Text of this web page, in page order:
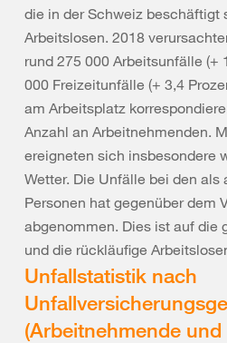
die in der Schweiz beschäftigt
Arbeitslosen. 2018
rund 275 000 Arbeitsunfälle (+
000 Freizeitunfälle (+ 3,4
am Arbeitsplatz
Anzahl an Arbeitnehmenden.
ereigneten sich insbesondere
Wetter. Die Unfälle bei den
Personen hat gegenüber dem
abgenommen. Dies ist auf die
und die rückläufige
Unfallstatistik nach
(Arbeitnehmende und